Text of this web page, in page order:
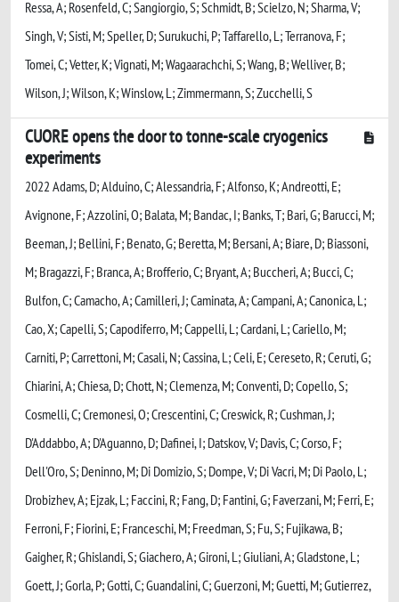
Ressa, A; Rosenfeld, C; Sangiorgio, S; Schmidt, B; Scielzo, N; Sharma, V;
Singh, V; Sisti, M; Speller, D; Surukuchi, P; Taffarello, L; Terranova, F;
Tomei, C; Vetter, K; Vignati, M; Wagaarachchi, S; Wang, B; Welliver, B;
Wilson, J; Wilson, K; Winslow, L; Zimmermann, S; Zucchelli, S
CUORE opens the door to tonne-scale cryogenics
experiments
2022 Adams, D; Alduino, C; Alessandria, F; Alfonso, K; Andreotti, E;
Avignone, F; Azzolini, O; Balata, M; Bandac, I; Banks, T; Bari, G; Barucci, M;
Beeman, J; Bellini, F; Benato, G; Beretta, M; Bersani, A; Biare, D; Biassoni,
M; Bragazzi, F; Branca, A; Brofferio, C; Bryant, A; Buccheri, A; Bucci, C;
Bulfon, C; Camacho, A; Camilleri, J; Caminata, A; Campani, A; Canonica, L;
Cao, X; Capelli, S; Capodiferro, M; Cappelli, L; Cardani, L; Cariello, M;
Carniti, P; Carrettoni, M; Casali, N; Cassina, L; Celi, E; Cereseto, R; Ceruti, G;
Chiarini, A; Chiesa, D; Chott, N; Clemenza, M; Conventi, D; Copello, S;
Cosmelli, C; Cremonesi, O; Crescentini, C; Creswick, R; Cushman, J;
D'Addabbo, A; D'Aguanno, D; Dafinei, I; Datskov, V; Davis, C; Corso, F;
Dell'Oro, S; Deninno, M; Di Domizio, S; Dompe, V; Di Vacri, M; Di Paolo, L;
Drobizhev, A; Ejzak, L; Faccini, R; Fang, D; Fantini, G; Faverzani, M; Ferri, E;
Ferroni, F; Fiorini, E; Franceschi, M; Freedman, S; Fu, S; Fujikawa, B;
Gaigher, R; Ghislandi, S; Giachero, A; Gironi, L; Giuliani, A; Gladstone, L;
Goett, J; Gorla, P; Gotti, C; Guandalini, C; Guerzoni, M; Guetti, M; Gutierrez,